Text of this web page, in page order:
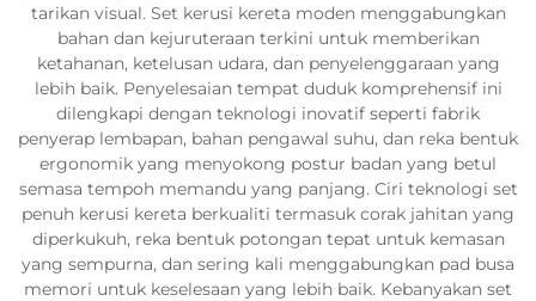
tarikan visual. Set kerusi kereta moden menggabungkan
bahan dan kejuruteraan terkini untuk memberikan
ketahanan, ketelusan udara, dan penyelenggaraan yang
lebih baik. Penyelesaian tempat duduk komprehensif ini
dilengkapi dengan teknologi inovatif seperti fabrik
penyerap lembapan, bahan pengawal suhu, dan reka bentuk
ergonomik yang menyokong postur badan yang betul
semasa tempoh memandu yang panjang. Ciri teknologi set
penuh kerusi kereta berkualiti termasuk corak jahitan yang
diperkukuh, reka bentuk potongan tepat untuk kemasan
yang sempurna, dan sering kali menggabungkan pad busa
memori untuk keselesaan yang lebih baik. Kebanyakan set